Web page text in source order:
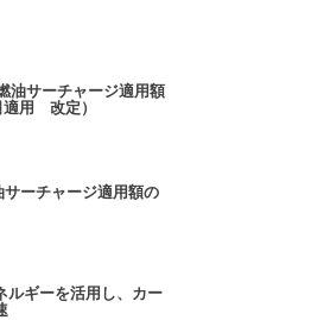
油サーチャージ適用額
用 改定）
ーチャージ適用額の
ルギーを活用し、カー